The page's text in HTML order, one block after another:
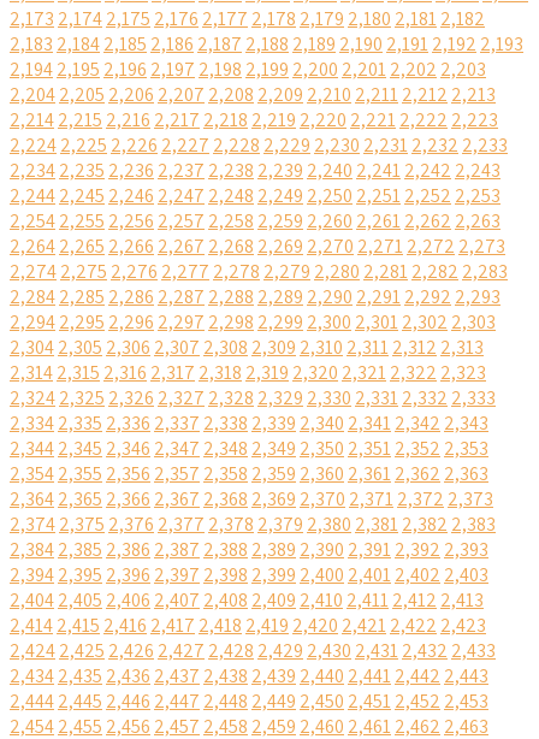
2,173 2,1742,175 2,176 2,177 2,178 2,179 2,180 2,1812,182
2,183 2,1842,185 2,186 2,187 2,188 2,189 2,190 2,1912,192 2,193
2,1942,195 2,196 2,197 2,198 2,199 2,200 2,2012,202 2,203
2,2042,205 2,206 2,207 2,208 2,209 2,210 2,2112,212 2,213
2,2142,215 2,216 2,217 2,218 2,219 2,220 2,2212,222 2,223
2,2242,225 2,226 2,227 2,228 2,229 2,230 2,2312,232 2,233
2,2342,235 2,236 2,237 2,238 2,239 2,240 2,2412,242 2,243
2,2442,245 2,246 2,247 2,248 2,249 2,250 2,2512,252 2,253
2,2542,255 2,256 2,257 2,258 2,259 2,260 2,2612,262 2,263
2,2642,265 2,266 2,267 2,268 2,269 2,270 2,2712,272 2,273
2,2742,275 2,276 2,277 2,278 2,279 2,280 2,2812,282 2,283
2,2842,285 2,286 2,287 2,288 2,289 2,290 2,2912,292 2,293
2,2942,295 2,296 2,297 2,298 2,299 2,300 2,3012,302 2,303
2,3042,305 2,306 2,307 2,308 2,309 2,310 2,3112,312 2,313
2,3142,315 2,316 2,317 2,318 2,319 2,320 2,3212,322 2,323
2,3242,325 2,326 2,327 2,328 2,329 2,330 2,3312,332 2,333
2,3342,335 2,336 2,337 2,338 2,339 2,340 2,3412,342 2,343
2,3442,345 2,346 2,347 2,348 2,349 2,350 2,3512,352 2,353
2,3542,355 2,356 2,357 2,358 2,359 2,360 2,3612,362 2,363
2,3642,365 2,366 2,367 2,368 2,369 2,370 2,3712,372 2,373
2,3742,375 2,376 2,377 2,378 2,379 2,380 2,3812,382 2,383
2,3842,385 2,386 2,387 2,388 2,389 2,390 2,3912,392 2,393
2,3942,395 2,396 2,397 2,398 2,399 2,400 2,4012,402 2,403
2,4042,405 2,406 2,407 2,408 2,409 2,410 2,4112,412 2,413
2,4142,415 2,416 2,417 2,418 2,419 2,420 2,4212,422 2,423
2,4242,425 2,426 2,427 2,428 2,429 2,430 2,4312,432 2,433
2,4342,435 2,436 2,437 2,438 2,439 2,440 2,4412,442 2,443
2,4442,445 2,446 2,447 2,448 2,449 2,450 2,4512,452 2,453
2,4542,455 2,456 2,457 2,458 2,459 2,460 2,4612,462 2,463